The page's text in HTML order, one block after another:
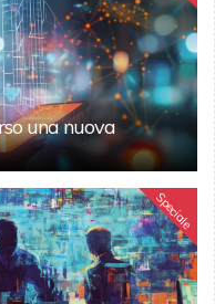
una nuova
Speciale